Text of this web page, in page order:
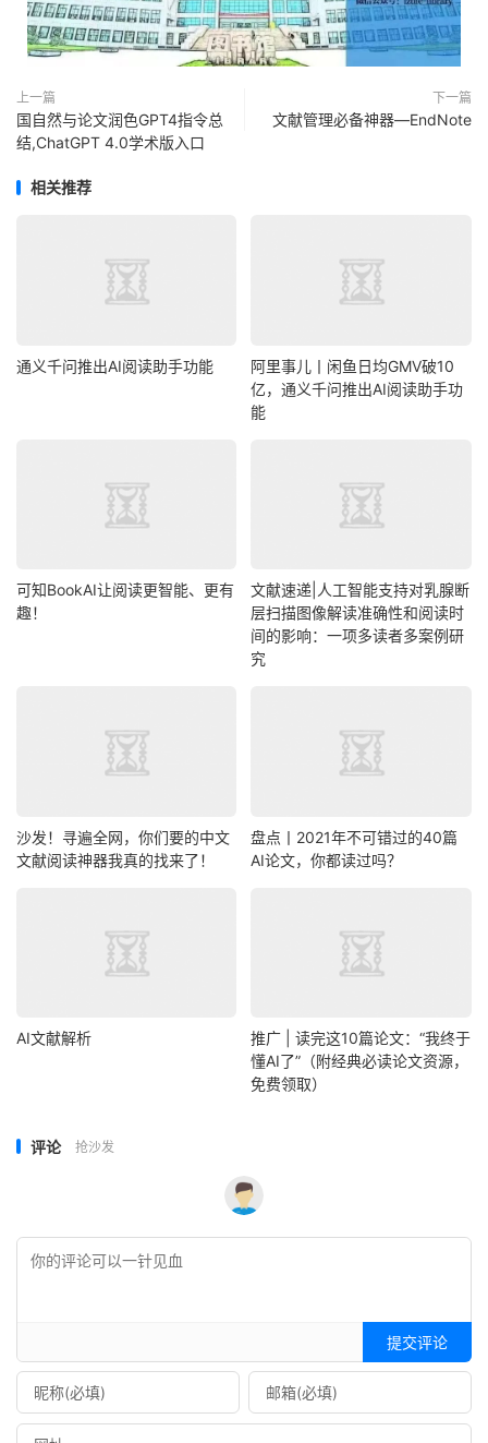
上一篇
国自然与论文润色GPT4指令总
结,ChatGPT 4.0学术版入口
下一篇
文献管理必备神器—EndNote
相关推荐
通义千问推出AI阅读助手功能
阿里事儿丨闲鱼日均GMV破10
亿，通义千问推出AI阅读助手功
能
可知BookAI让阅读更智能、更有
趣！
文献速递|人工智能支持对乳腺断
层扫描图像解读准确性和阅读时
间的影响：一项多读者多案例研
究
沙发！寻遍全网，你们要的中文
文献阅读神器我真的找来了！
盘点丨2021年不可错过的40篇
AI论文，你都读过吗？
AI文献解析
推广 | 读完这10篇论文：“我终于
懂AI了”（附经典必读论文资源，
免费领取）
评论 抢沙发
提交评论